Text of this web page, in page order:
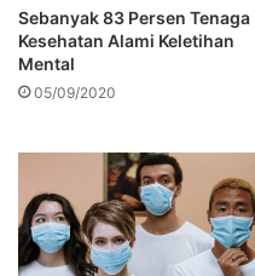
Sebanyak 83 Persen Tenaga
Kesehatan Alami Keletihan
Mental
05/09/2020